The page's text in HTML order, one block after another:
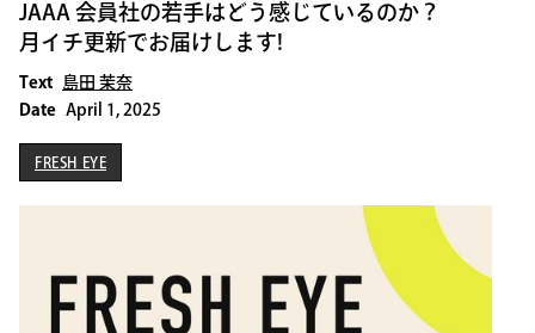
JAAA 会員社の若手はどう感じているのか？
月イチ更新でお届けします!
Text
島田 茉奈
Date April 1, 2025
FRESH EYE
FRESH EYE